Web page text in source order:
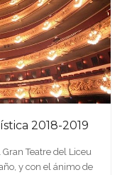
2018-2019
Teatre del Liceu
y con el ánimo de